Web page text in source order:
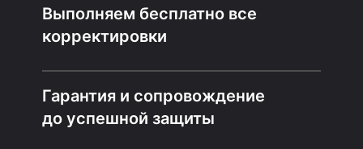
Выполняем бесплатно все
корректировки
Гарантия и сопровождение
до успешной защиты